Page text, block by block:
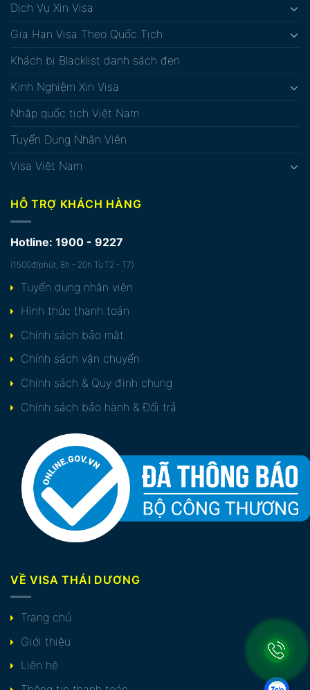
Dịch Vụ Xin Visa
Gia Hạn Visa Theo Quốc Tịch
Khách bị Blacklist danh sách đen
Kinh Nghiệm Xin Visa
Nhập quốc tịch Việt Nam
Tuyển Dụng Nhân Viên
Visa Việt Nam
HỖ TRỢ KHÁCH HÀNG
Hotline: 1900 - 9227
(1500đ/phút, 8h - 20h Từ T2 - T7)
Tuyển dụng nhân viên
Hình thức thanh toán
Chính sách bảo mật
Chính sách vận chuyển
Chính sách & Quy định chung
Chính sách bảo hành & Đổi trả
VỀ VISA THÁI DƯƠNG
Trang chủ
Giới thiệu
Liên hệ